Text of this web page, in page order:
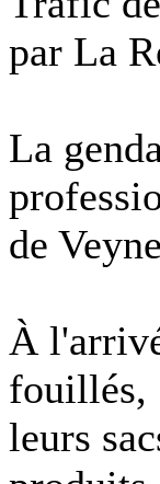
par La
La
de
À
fouillés,
leurs